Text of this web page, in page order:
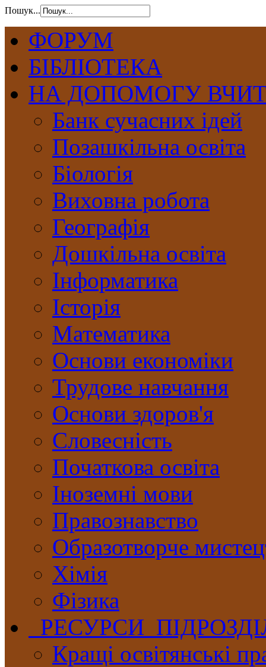
Пошук...
ФОРУМ
БІБЛІОТЕКА
НА ДОПОМОГУ
Банк сучасних ідей
Позашкільна освіта
Біологія
Виховна робота
Географія
Дошкільна освіта
Інформатика
Історія
Математика
Основи економіки
Трудове навчання
Основи здоров'я
Словесність
Початкова освіта
Іноземні мови
Правознавство
Образотворче
Хімія
Фізика
РЕСУРСИ
Кращі освітянські